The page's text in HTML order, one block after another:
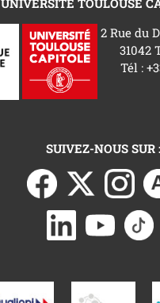
UNIVERSITÉ TOULOUSE
2 Rue du
31042
Tél :
SUIVEZ-NOUS SUR :